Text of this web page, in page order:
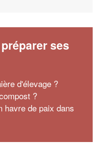
ses
d'élevage ?
?
havre de paix dans